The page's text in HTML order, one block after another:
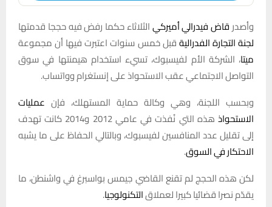
وأصدرقاض فيدرالي أميركيالثلاثاء حكما رفض فيه حججا قدمتها
لجنة التجارة الفدراليةقبل خمس سنوات اعتبرت فيها أن مجموعة
ميتا، الشركة الأم لفيسبوك، تسيء استخدام هيمنتها في سوق
التواصل الاجتماعي عقب الاستحواذ على إنستغرام وواتساب.
وبحسب اللجنة، وهي وكالة حماية المستهلك، فإن عمليات
الاستحواذ
هذه التي نُفذت في عامي 2012 و2014 كانت تهدف
إلى تقليل عدد المنافسين لفيسبوك، وبالتالي الحفاظ على ما يشبه
الاحتكار في السوق.
لكن هذه الحجج لم تقنع القاضي جيمس بواسبرغ في واشنطن، ما
يقدّم نصرا قضائيا كبيرا لعملاقالتكنولوجيا.